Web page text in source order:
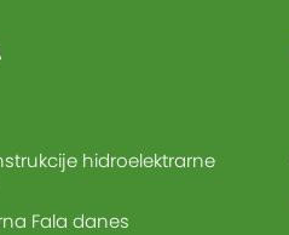
hidroelektrarne
Fala danes